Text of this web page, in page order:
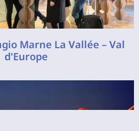
Marne La Vallée – Val
d'Europe